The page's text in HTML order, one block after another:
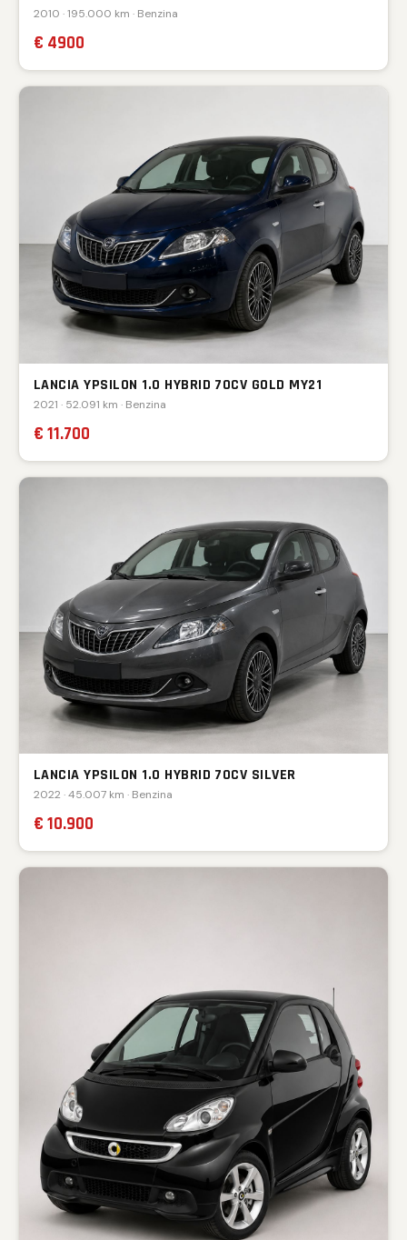
2010 · 195.000 km · Benzina
€ 4900
LANCIA YPSILON 1.0 HYBRID 70CV GOLD MY21
2021 · 52.091 km · Benzina
€ 11.700
LANCIA YPSILON 1.0 HYBRID 70CV SILVER
2022 · 45.007 km · Benzina
€ 10.900